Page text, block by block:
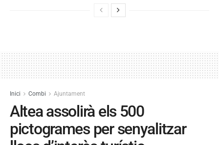
Inici Combi Ajuntament
Altea assolirà els 500
pictogrames per senyalitzar